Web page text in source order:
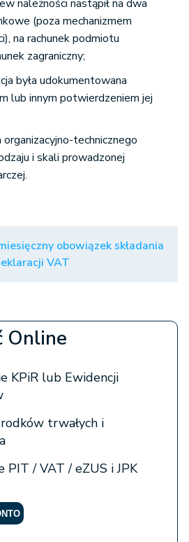
należności nastąpił na dwa
(poza mechanizmem
na rachunek podmiotu
zagraniczny;
była udokumentowana
lub innym potwierdzeniem jej
technicznego
i skali prowadzonej
obowiązek składania
VAT
Online
KPiR lub Ewidencji
trwałych i
PIT / VAT / eZUS i JPK